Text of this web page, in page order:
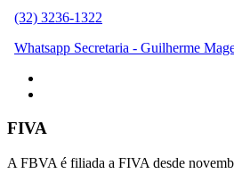
(32) 3236-1322
Whatsapp Secretaria - Guilherme
FIVA
A FBVA é filiada a FIVA desde